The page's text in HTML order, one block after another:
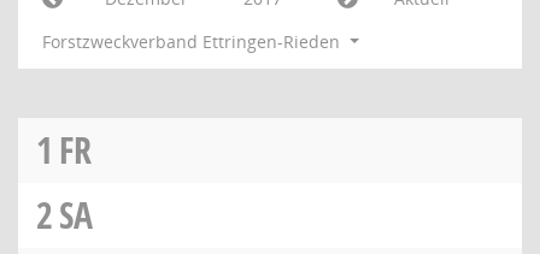
Forstzweckverband Ettringen-Rieden
1 FR
2SA